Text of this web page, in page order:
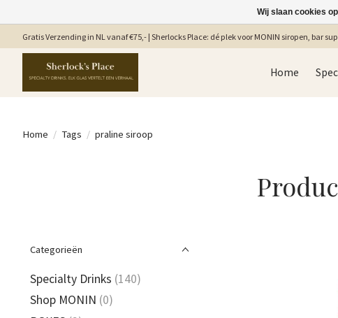
Gratis Verzending in NL vanaf €75,- | Sherlocks Place: dé plek voor MONIN siropen, bar
Home
Home / Tags / praline siroop
Categorieën
Specialty Drinks (140)
Shop MONIN (0)
Wij slaan cookies